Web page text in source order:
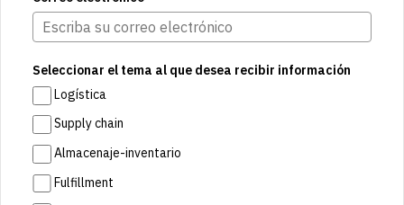
Seleccionar el tema al que desea recibir información
Logística
Supply chain
Almacenaje-inventario
Fulfillment